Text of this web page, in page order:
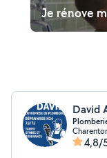
Je rénove
David
4,8/